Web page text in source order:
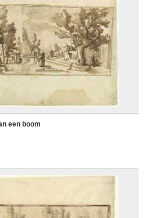
een boom